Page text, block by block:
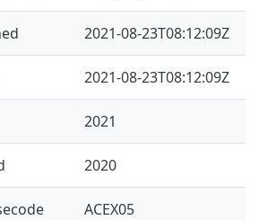
2021-08-23T08:12:09Z
2021-08-23T08:12:09Z
2021
2020
ACEX05